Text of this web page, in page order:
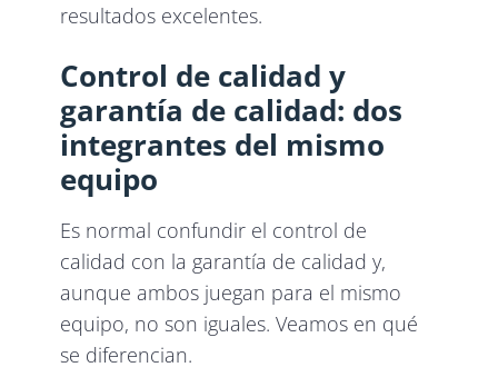
resultados excelentes.
Control de calidad y
garantía de calidad: dos
integrantes del mismo
equipo
Es normal confundir el control de
calidad con la garantía de calidad y,
aunque ambos juegan para el mismo
equipo, no son iguales. Veamos en qué
se diferencian.